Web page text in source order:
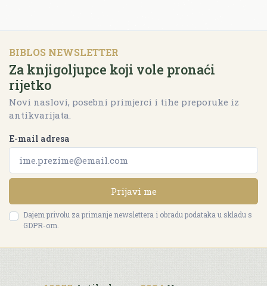
BIBLOS NEWSLETTER
Za knjigoljupce koji vole pronaći
rijetko
Novi naslovi, posebni primjerci i tihe preporuke iz
antikvarijata.
E-mail adresa
Prijavi me
Dajem privolu za primanje newslettera i obradu podataka u skladu s
GDPR-om.